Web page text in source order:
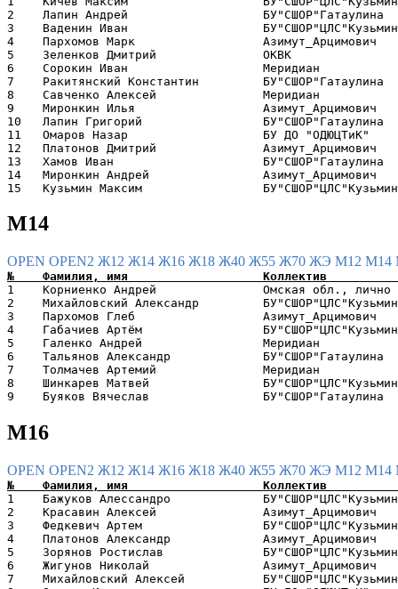
2    Лапин Андрей
3    Ваденин Иван
4    Пархомов Марк
5    Зеленков Дмитрий               ОКВК
6    Сорокин Иван                   Меридиан
7    Ракитянский Константин
8    Савченко Алексей               Меридиан
9    Миронкин Илья
10   Лапин Григорий
11   Омаров Назар                   БУ ДО
12   Платонов Дмитрий
13   Хамов Иван
14   Миронкин Андрей
М14
OPEN OPEN2 Ж12 Ж14 Ж16 Ж18 Ж40 Ж55 Ж70 ЖЭ М12 М14
1    Корниенко Андрей               Омская обл.,
2    Михайловский Александр
3    Пархомов Глеб
4    Габачиев Артём
5    Галенко Андрей                 Меридиан
6    Тальянов Александр
7    Толмачев Артемий               Меридиан
8    Шинкарев Матвей
М16
OPEN OPEN2 Ж12 Ж14 Ж16 Ж18 Ж40 Ж55 Ж70 ЖЭ М12 М14
1    Бажуков Алессандро
2    Красавин Алексей
3    Федкевич Артем
4    Платонов Александр
5    Зорянов Ростислав
6    Жигунов Николай
7    Михайловский Алексей